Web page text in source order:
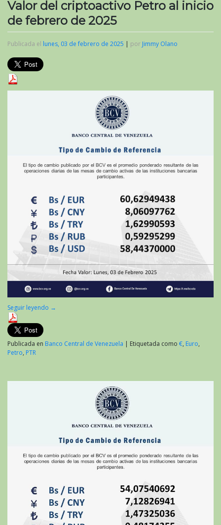
Valor del criptoactivo Petro al inicio
de febrero de 2025
Publicada el lunes, 03 de febrero de 2025 | por Jimmy Olano
Seguir leyendo →
Publicada en Banco Central de Venezuela | Etiquetada como €, Euro,
Petro, PTR